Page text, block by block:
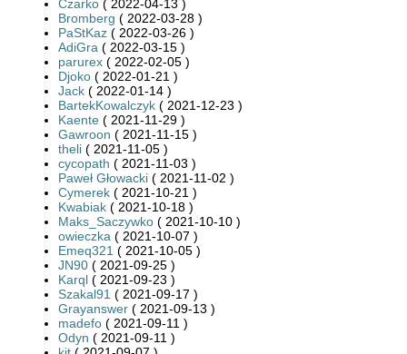
Czarko ( 2022-04-13 )
Bromberg ( 2022-03-28 )
PaStKaz ( 2022-03-26 )
AdiGra ( 2022-03-15 )
parurex ( 2022-02-05 )
Djoko ( 2022-01-21 )
Jack ( 2022-01-14 )
BartekKowalczyk ( 2021-12-23 )
Kaente ( 2021-11-29 )
Gawroon ( 2021-11-15 )
theli ( 2021-11-05 )
cycopath ( 2021-11-03 )
Paweł Głowacki ( 2021-11-02 )
Cymerek ( 2021-10-21 )
Kwabiak ( 2021-10-18 )
Maks_Saczywko ( 2021-10-10 )
owieczka ( 2021-10-07 )
Emeq321 ( 2021-10-05 )
JN90 ( 2021-09-25 )
Karql ( 2021-09-23 )
Szakal91 ( 2021-09-17 )
Grayanswer ( 2021-09-13 )
madefo ( 2021-09-11 )
Odyn ( 2021-09-11 )